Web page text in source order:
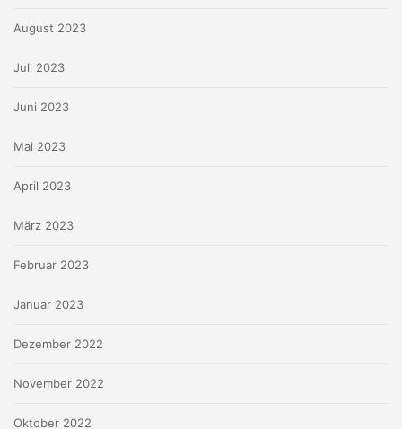
August 2023
Juli 2023
Juni 2023
Mai 2023
April 2023
März 2023
Februar 2023
Januar 2023
Dezember 2022
November 2022
Oktober 2022